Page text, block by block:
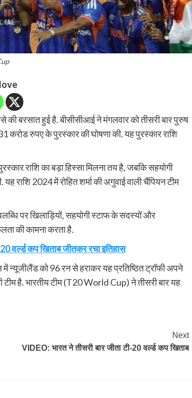
बरसात हुई है. बीसीसीआई ने मंगलवार को तीसरी बार पुरुष
करोड रुपए के पुरस्कार की घोषणा की. यह पुरस्कार राशि
राशि का बड़ा हिस्सा मिलना तय है, जबकि सहयोगी
2024 में रोहित शर्मा की अगुवाई वाली चैंपियन टीम
पर खिलाड़ियों, सहयोगी स्टाफ के सदस्यों और
की कामना करता है.
वर्ल्ड कप खिताब जीतकर रचा इतिहास
में न्यूजीलैंड को 96 रन से हराकर यह प्रतिष्ठित ट्रॉफी अपने
है. भारतीय टीम (T20 World Cup) ने तीसरी बार यह
Next
VIDEO: भारत ने तीसरी बार जीता टी-20 वर्ल्ड कप खिताब